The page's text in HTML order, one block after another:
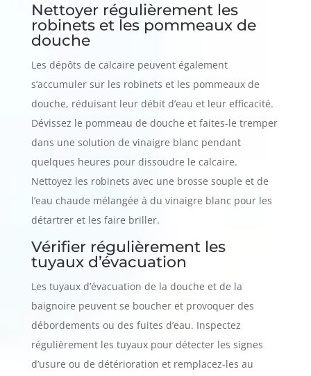
Nettoyer régulièrement les
robinets et les pommeaux de
douche
Les dépôts de calcaire peuvent également
s’accumuler sur les robinets et les pommeaux de
douche, réduisant leur débit d’eau et leur efficacité.
Dévissez le pommeau de douche et faites-le tremper
dans une solution de vinaigre blanc pendant
quelques heures pour dissoudre le calcaire.
Nettoyez les robinets avec une brosse souple et de
l’eau chaude mélangée à du vinaigre blanc pour les
détartrer et les faire briller.
Vérifier régulièrement les
tuyaux d’évacuation
Les tuyaux d’évacuation de la douche et de la
baignoire peuvent se boucher et provoquer des
débordements ou des fuites d’eau. Inspectez
régulièrement les tuyaux pour détecter les signes
d’usure ou de détérioration et remplacez-les au